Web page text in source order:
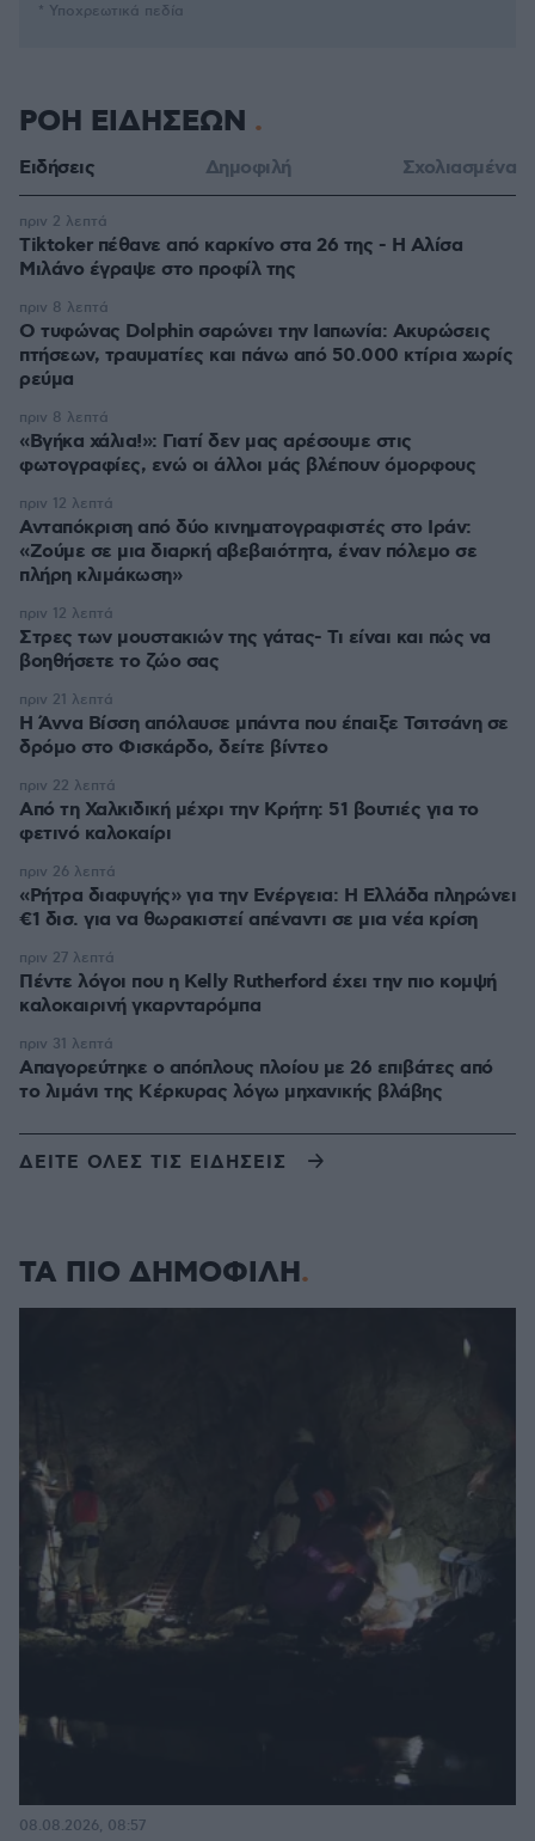
* Υποχρεωτικά πεδία
ΡΟΗ ΕΙΔΗΣΕΩΝ
Ειδήσεις Δημοφιλή Σχολιασμένα
Tiktoker πέθανε από καρκίνο στα 26 της - Η Αλίσα
Μιλάνο έγραψε στο προφίλ της
πριν 2 λεπτά
Ο τυφώνας Dolphin σαρώνει την Ιαπωνία: Ακυρώσεις
πτήσεων, τραυματίες και πάνω από 50.000 κτίρια χωρίς
ρεύμα
πριν 8 λεπτά
«Βγήκα χάλια!»: Γιατί δεν μας αρέσουμε στις
φωτογραφίες, ενώ οι άλλοι μάς βλέπουν όμορφους
πριν 8 λεπτά
Ανταπόκριση από δύο κινηματογραφιστές στο Ιράν:
«Ζούμε σε μια διαρκή αβεβαιότητα, έναν πόλεμο σε
πλήρη κλιμάκωση»
πριν 12 λεπτά
Στρες των μουστακιών της γάτας- Τι είναι και πώς να
βοηθήσετε το ζώο σας
πριν 12 λεπτά
Η Άννα Βίσση απόλαυσε μπάντα που έπαιξε Τσιτσάνη σε
δρόμο στο Φισκάρδο, δείτε βίντεο
πριν 21 λεπτά
Από τη Χαλκιδική μέχρι την Κρήτη: 51 βουτιές για το
φετινό καλοκαίρι
πριν 22 λεπτά
«Ρήτρα διαφυγής» για την Ενέργεια: Η Ελλάδα πληρώνει
€1 δισ. για να θωρακιστεί απέναντι σε μια νέα κρίση
πριν 26 λεπτά
Πέντε λόγοι που η Kelly Rutherford έχει την πιο κομψή
καλοκαιρινή γκαρνταρόμπα
πριν 27 λεπτά
Απαγορεύτηκε ο απόπλους πλοίου με 26 επιβάτες από
το λιμάνι της Κέρκυρας λόγω μηχανικής βλάβης
πριν 31 λεπτά
ΔΕΙΤΕ ΟΛΕΣ ΤΙΣ ΕΙΔΗΣΕΙΣ
ΤΑ ΠΙΟ ΔΗΜΟΦΙΛΗ
08.08.2026, 08:57